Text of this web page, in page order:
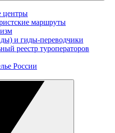
центры
маршруты
и гиды-переводчики
реестр туроператоров
России